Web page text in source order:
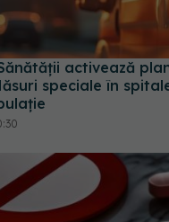
activează
speciale în